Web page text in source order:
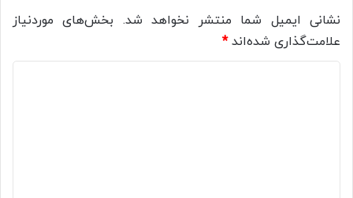
نشانی ایمیل شما منتشر نخواهد شد. بخش‌های موردنیاز
علامت‌گذاری شده‌اند*